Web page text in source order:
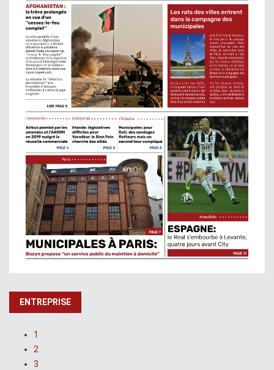
ENTREPRISE
1
2
3